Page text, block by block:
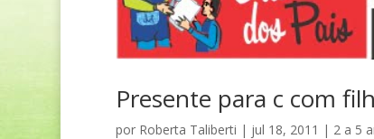
Presente para c com
por Roberta Taliberti | jul 18, 2011 | 2 a 5